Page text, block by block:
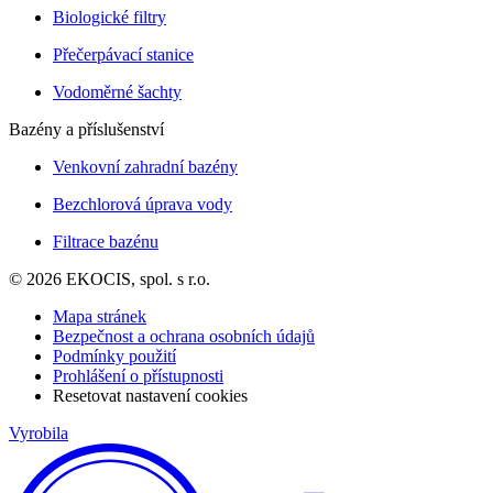
Biologické filtry
Přečerpávací stanice
Vodoměrné šachty
Bazény a příslušenství
Venkovní zahradní bazény
Bezchlorová úprava vody
Filtrace bazénu
© 2026 EKOCIS, spol. s r.o.
Mapa stránek
Bezpečnost a ochrana osobních údajů
Podmínky použití
Prohlášení o přístupnosti
Resetovat nastavení cookies
Vyrobila